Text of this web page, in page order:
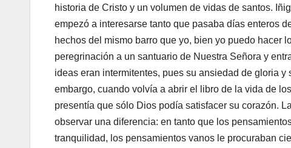
historia de Cristo y un volumen de vidas de santos.
empezó a interesarse tanto que pasaba días enteros
hechos del mismo barro que yo, bien yo puedo hacer
peregrinación a un santuario de Nuestra Señora y
ideas eran intermitentes, pues su ansiedad de gloria
embargo, cuando volvía a abrir el libro de la vida de
presentía que sólo Dios podía satisfacer su corazón.
observar una diferencia: en tanto que los
tranquilidad, los pensamientos vanos le procuraban